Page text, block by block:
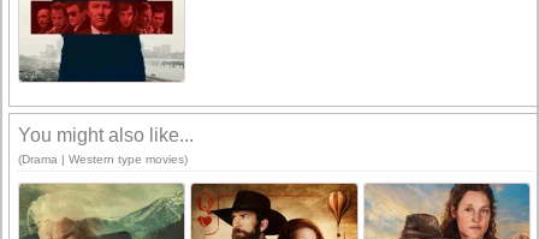
You might also like...
(Drama | Western type movies)